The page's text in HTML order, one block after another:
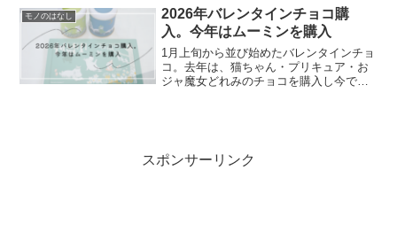
モノのはなし
2026年バレンタインチョコ購
入。今年はムーミンを購入
1月上旬から並び始めたバレンタインチョ
コ。去年は、猫ちゃん・プリキュア・お
ジャ魔女どれみのチョコを購入し今でも
スポンサーリンク